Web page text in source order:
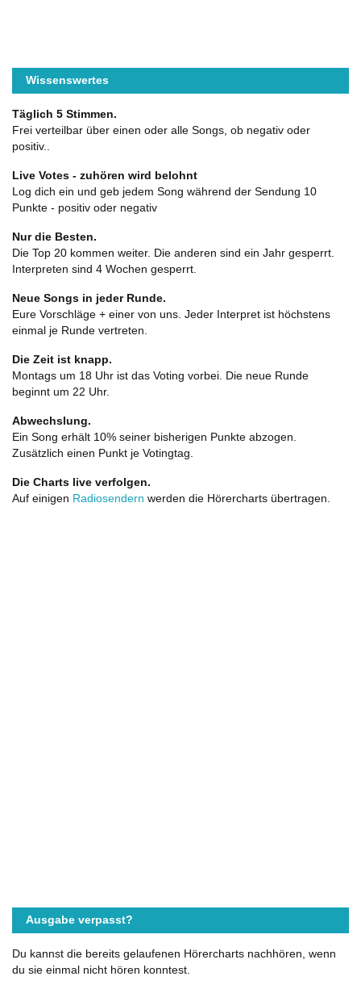
Wissenswertes
Täglich 5 Stimmen.
Frei verteilbar über einen oder alle Songs, ob negativ oder
positiv..
Live Votes - zuhören wird belohnt
Log dich ein und geb jedem Song während der Sendung 10
Punkte - positiv oder negativ
Nur die Besten.
Die Top 20 kommen weiter. Die anderen sind ein Jahr gesperrt.
Interpreten sind 4 Wochen gesperrt.
Neue Songs in jeder Runde.
Eure Vorschläge + einer von uns. Jeder Interpret ist höchstens
einmal je Runde vertreten.
Die Zeit ist knapp.
Montags um 18 Uhr ist das Voting vorbei. Die neue Runde
beginnt um 22 Uhr.
Abwechslung.
Ein Song erhält 10% seiner bisherigen Punkte abzogen.
Zusätzlich einen Punkt je Votingtag.
Die Charts live verfolgen.
Auf einigen Radiosendern werden die Hörercharts übertragen.
Ausgabe verpasst?
Du kannst die bereits gelaufenen Hörercharts nachhören, wenn
du sie einmal nicht hören konntest.